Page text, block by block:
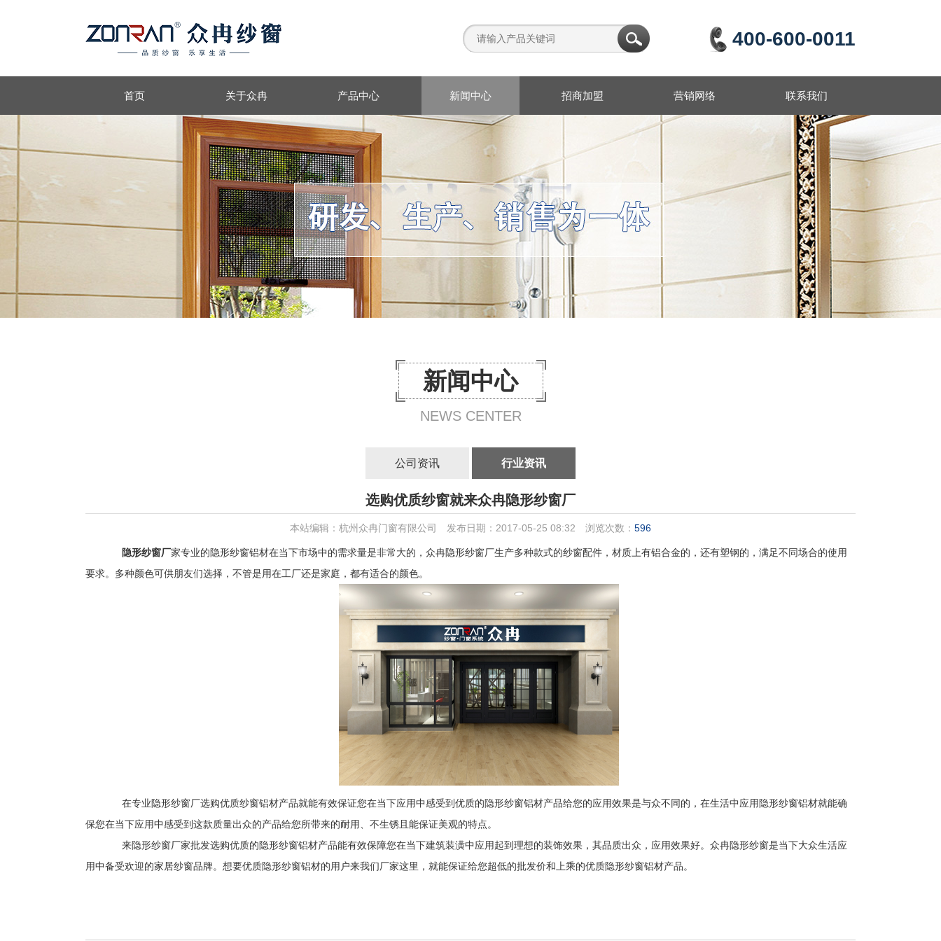
400-600-0011
首页 关于众冉 产品中心 新闻中心 招商加盟 营销网络 联系我们
新闻中心
NEWS CENTER
公司资讯 行业资讯
选购优质纱窗就来众冉隐形纱窗厂
本站编辑：杭州众冉门窗有限公司 发布日期：2017-05-25 08:32 浏览次数： 596
隐形纱窗厂家专业的隐形纱窗铝材在当下市场中的需求量是非常大的，众冉隐形纱窗厂生产多种款式的纱窗配件，材质上有铝合金的，还有塑钢的，满足不同场合的使用
要求。多种颜色可供朋友们选择，不管是用在工厂还是家庭，都有适合的颜色。
在专业隐形纱窗厂选购优质纱窗铝材产品就能有效保证您在当下应用中感受到优质的隐形纱窗铝材产品给您的应用效果是与众不同的，在生活中应用隐形纱窗铝材就能确
保您在当下应用中感受到这款质量出众的产品给您所带来的耐用、不生锈且能保证美观的特点。
来隐形纱窗厂家批发选购优质的隐形纱窗铝材产品能有效保障您在当下建筑装潢中应用起到理想的装饰效果，其品质出众，应用效果好。众冉隐形纱窗是当下大众生活应
用中备受欢迎的家居纱窗品牌。想要优质隐形纱窗铝材的用户来我们厂家这里，就能保证给您超低的批发价和上乘的优质隐形纱窗铝材产品。